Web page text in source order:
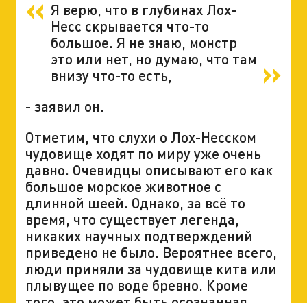
Я верю, что в глубинах Лох-
Несс скрывается что-то
большое. Я не знаю, монстр
это или нет, но думаю, что там
внизу что-то есть,
- заявил он.
Отметим, что слухи о Лох-Несском
чудовище ходят по миру уже очень
давно. Очевидцы описывают его как
большое морское животное с
длинной шеей. Однако, за всё то
время, что существует легенда,
никаких научных подтверждений
приведено не было. Вероятнее всего,
люди приняли за чудовище кита или
плывущее по воде бревно. Кроме